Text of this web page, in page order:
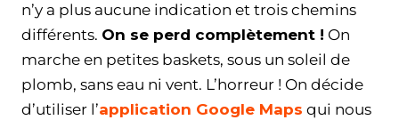
n’y a plus aucune indication et trois chemins
différents. On se perd complètement ! On
marche en petites baskets, sous un soleil de
plomb, sans eau ni vent. L’horreur ! On décide
d’utiliser l’application Google Maps qui nous